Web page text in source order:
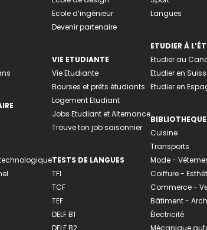
Ecole d’ingénieur
Devenir partenaire
VIE ETUDIANTE
Vie Etudiante
Bourses et prêts étudiants
Logement Etudiant
Jobs Etudiant et Alternance
Trouve ton job saisonnier
TESTS DE LANGUES
TFI
TCF
TEF
DELF B1
DELF B2
Langues
ETUDIER À
Etudier au
Etudier en
Etudier en
Cuisine
Transports
Mode -
Coiffure -
Commerce -
Bâtiment -
Électricité
Mécanique